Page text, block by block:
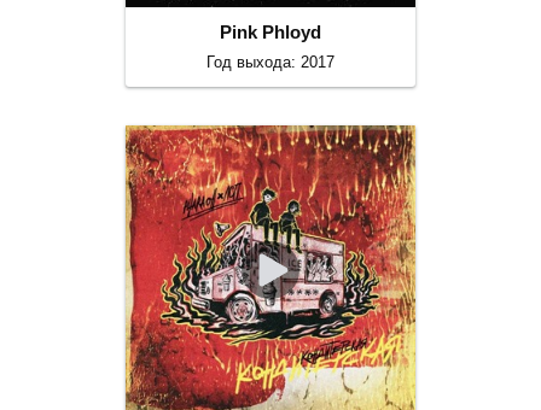
Pink Phloyd
Год выхода: 2017